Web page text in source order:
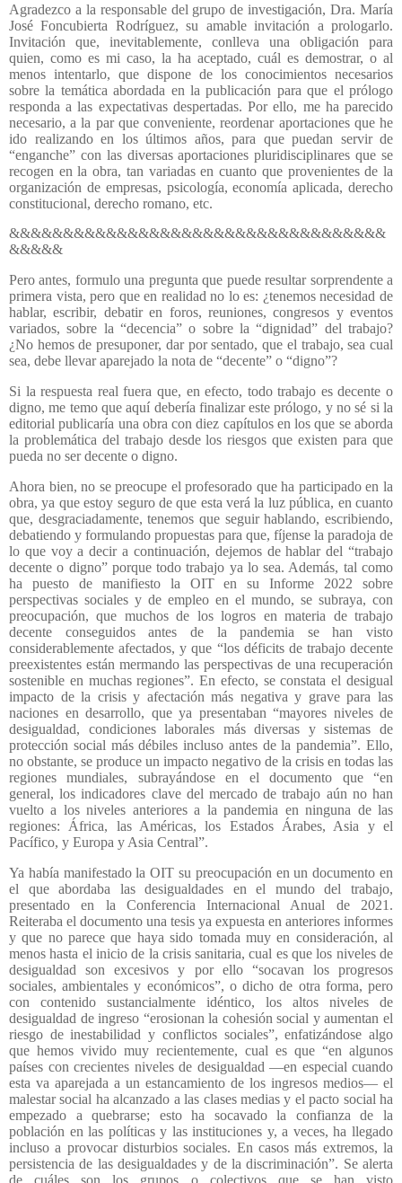
Agradezco a la responsable del grupo de investigación, Dra. María
José Foncubierta Rodríguez, su amable invitación a prologarlo.
Invitación que, inevitablemente, conlleva una obligación para
quien, como es mi caso, la ha aceptado, cuál es demostrar, o al
menos intentarlo, que dispone de los conocimientos necesarios
sobre la temática abordada en la publicación para que el prólogo
responda a las expectativas despertadas. Por ello, me ha parecido
necesario, a la par que conveniente, reordenar aportaciones que he
ido realizando en los últimos años, para que puedan servir de
“enganche” con las diversas aportaciones pluridisciplinares que se
recogen en la obra, tan variadas en cuanto que provenientes de la
organización de empresas, psicología, economía aplicada, derecho
constitucional, derecho romano, etc.
&&&&&&&&&&&&&&&&&&&&&&&&&&&&&&&&&&&
&&&&&
Pero antes, formulo una pregunta que puede resultar sorprendente a
primera vista, pero que en realidad no lo es: ¿tenemos necesidad de
hablar, escribir, debatir en foros, reuniones, congresos y eventos
variados, sobre la “decencia” o sobre la “dignidad” del trabajo?
¿No hemos de presuponer, dar por sentado, que el trabajo, sea cual
sea, debe llevar aparejado la nota de “decente” o “digno”?
Si la respuesta real fuera que, en efecto, todo trabajo es decente o
digno, me temo que aquí debería finalizar este prólogo, y no sé si la
editorial publicaría una obra con diez capítulos en los que se aborda
la problemática del trabajo desde los riesgos que existen para que
pueda no ser decente o digno.
Ahora bien, no se preocupe el profesorado que ha participado en la
obra, ya que estoy seguro de que esta verá la luz pública, en cuanto
que, desgraciadamente, tenemos que seguir hablando, escribiendo,
debatiendo y formulando propuestas para que, fíjense la paradoja de
lo que voy a decir a continuación, dejemos de hablar del “trabajo
decente o digno” porque todo trabajo ya lo sea. Además, tal como
ha puesto de manifiesto la OIT en su Informe 2022 sobre
perspectivas sociales y de empleo en el mundo, se subraya, con
preocupación, que muchos de los logros en materia de trabajo
decente conseguidos antes de la pandemia se han visto
considerablemente afectados, y que “los déficits de trabajo decente
preexistentes están mermando las perspectivas de una recuperación
sostenible en muchas regiones”. En efecto, se constata el desigual
impacto de la crisis y afectación más negativa y grave para las
naciones en desarrollo, que ya presentaban “mayores niveles de
desigualdad, condiciones laborales más diversas y sistemas de
protección social más débiles incluso antes de la pandemia”. Ello,
no obstante, se produce un impacto negativo de la crisis en todas las
regiones mundiales, subrayándose en el documento que “en
general, los indicadores clave del mercado de trabajo aún no han
vuelto a los niveles anteriores a la pandemia en ninguna de las
regiones: África, las Américas, los Estados Árabes, Asia y el
Pacífico, y Europa y Asia Central”.
Ya había manifestado la OIT su preocupación en un documento en
el que abordaba las desigualdades en el mundo del trabajo,
presentado en la Conferencia Internacional Anual de 2021.
Reiteraba el documento una tesis ya expuesta en anteriores informes
y que no parece que haya sido tomada muy en consideración, al
menos hasta el inicio de la crisis sanitaria, cual es que los niveles de
desigualdad son excesivos y por ello “socavan los progresos
sociales, ambientales y económicos”, o dicho de otra forma, pero
con contenido sustancialmente idéntico, los altos niveles de
desigualdad de ingreso “erosionan la cohesión social y aumentan el
riesgo de inestabilidad y conflictos sociales”, enfatizándose algo
que hemos vivido muy recientemente, cual es que “en algunos
países con crecientes niveles de desigualdad —en especial cuando
esta va aparejada a un estancamiento de los ingresos medios— el
malestar social ha alcanzado a las clases medias y el pacto social ha
empezado a quebrarse; esto ha socavado la confianza de la
población en las políticas y las instituciones y, a veces, ha llegado
incluso a provocar disturbios sociales. En casos más extremos, la
persistencia de las desigualdades y de la discriminación”. Se alerta
de cuáles son los grupos o colectivos que se han visto